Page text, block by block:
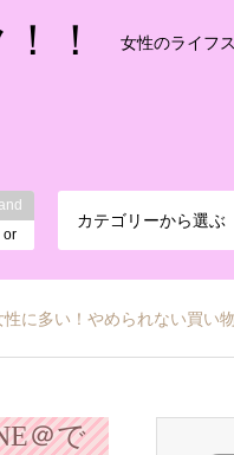
！ 女性のライフ
and
or
カテゴリーから選ぶ
性に多い！やめられない買い
＠で